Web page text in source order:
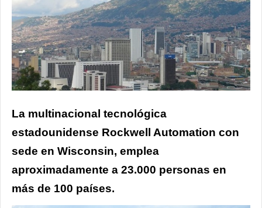
La multinacional tecnológica
estadounidense Rockwell Automation con
sede en Wisconsin, emplea
aproximadamente a 23.000 personas en
más de 100 países.